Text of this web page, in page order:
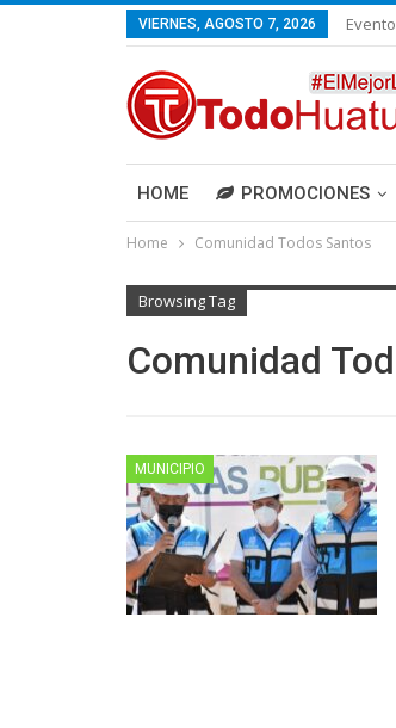
VIERNES, AGOSTO 7, 2026
HOME PROMOCIONES
Home Comunidad Todos Santos
Browsing Tag
Comunidad
MUNICIPIO